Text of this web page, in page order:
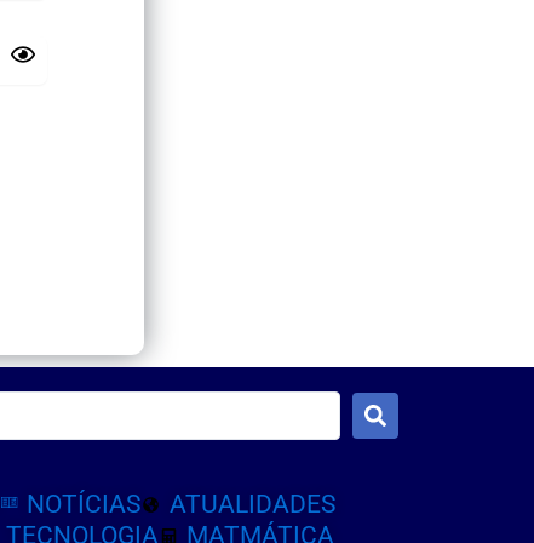
NOTÍCIAS
ATUALIDADES
TECNOLOGIA MATMÁTICA